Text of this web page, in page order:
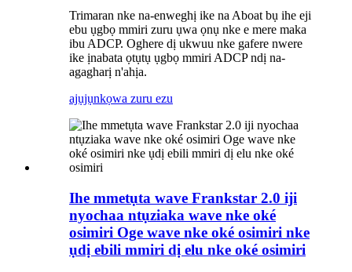
Trimaran nke na-enweghị ike na Aboat bụ ihe eji
ebu ụgbọ mmiri zuru ụwa ọnụ nke e mere maka
ibu ADCP. Oghere dị ukwuu nke gafere nwere
ike ịnabata ọtụtụ ụgbọ mmiri ADCP ndị na-
agagharị n'ahịa.
ajụjụnkọwa zuru ezu
Ihe mmetụta wave Frankstar 2.0 iji
nyochaa ntụziaka wave nke oké
osimiri Oge wave nke oké osimiri nke
ụdị ebili mmiri dị elu nke oké osimiri